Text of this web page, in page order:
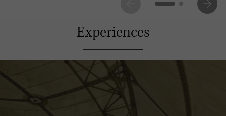
Experiences